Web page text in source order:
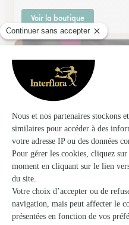
Voir la boutique
Crea’flore
Arc Sur Tille
★★
C.Cial Super U Rue des Chézeaux
Voir la boutique